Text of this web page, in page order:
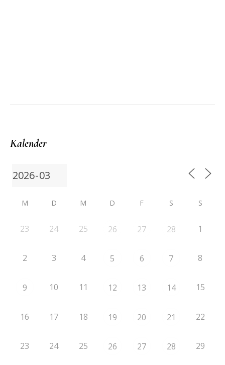
Kalender
M D M D F S S
23 24 25 26 27 28 1
2 3 4 5 6 7 8
9 10 11 12 13 14 15
16 17 18 19 20 21 22
23 24 25 26 27 28 29